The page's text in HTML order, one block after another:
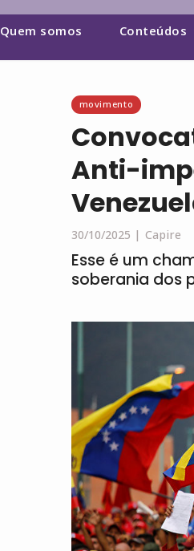
Quem somos Conteúdos
movimento
Anti-
30/10/2025 | Capire
Esse é um
soberania dos